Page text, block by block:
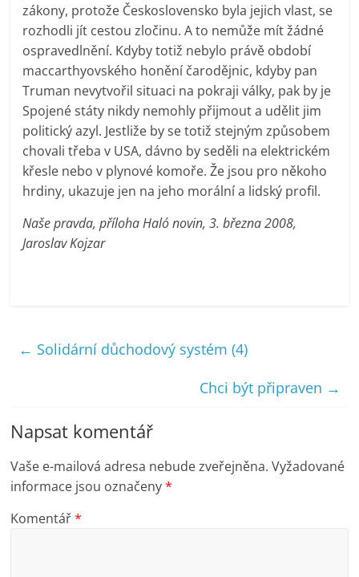
zákony, protože Československo byla jejich vlast, se
rozhodli jít cestou zločinu. A to nemůže mít žádné
ospravedlnění. Kdyby totiž nebylo právě období
maccarthyovského honění čarodějnic, kdyby pan
Truman nevytvořil situaci na pokraji války, pak by je
Spojené státy nikdy nemohly přijmout a udělit jim
politický azyl. Jestliže by se totiž stejným způsobem
chovali třeba v USA, dávno by seděli na elektrickém
křesle nebo v plynové komoře. Že jsou pro někoho
hrdiny, ukazuje jen na jeho morální a lidský profil.
Naše pravda, příloha Haló novin, 3. března 2008,
Jaroslav Kojzar
← Solidární důchodový systém (4)
Chci být připraven →
Napsat komentář
Vaše e-mailová adresa nebude zveřejněna. Vyžadované
informace jsou označeny*
Komentář*